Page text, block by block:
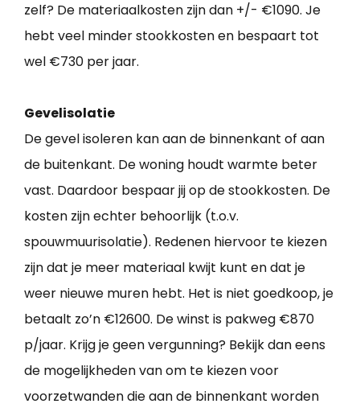
zelf? De materiaalkosten zijn dan +/- €1090. Je
hebt veel minder stookkosten en bespaart tot
wel €730 per jaar.
Gevelisolatie
De gevel isoleren kan aan de binnenkant of aan
de buitenkant. De woning houdt warmte beter
vast. Daardoor bespaar jij op de stookkosten. De
kosten zijn echter behoorlijk (t.o.v.
spouwmuurisolatie). Redenen hiervoor te kiezen
zijn dat je meer materiaal kwijt kunt en dat je
weer nieuwe muren hebt. Het is niet goedkoop, je
betaalt zo’n €12600. De winst is pakweg €870
p/jaar. Krijg je geen vergunning? Bekijk dan eens
de mogelijkheden van om te kiezen voor
voorzetwanden die aan de binnenkant worden